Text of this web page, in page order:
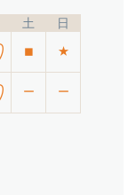
土 日
◼︎ ★
ー ー